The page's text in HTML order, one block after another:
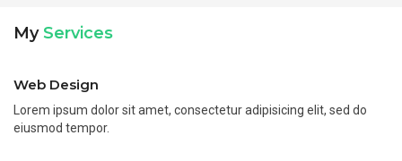
MyServices
Web Design
Lorem ipsum dolor sit amet, consectetur adipisicing elit, sed do
eiusmod tempor.